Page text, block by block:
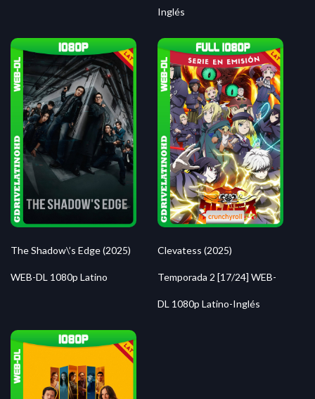
Inglés
The Shadow\’s Edge (2025)
WEB-DL 1080p Latino
Clevatess (2025)
Temporada 2 [17/24] WEB-
DL 1080p Latino-Inglés